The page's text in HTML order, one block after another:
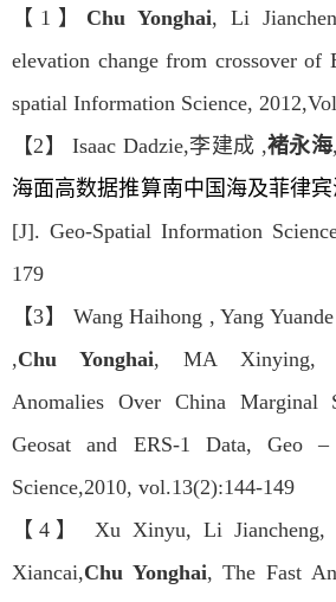
【1】 Chu Yonghai, Li
elevation change from crossover of
spatial Information Science,
【2】 Isaac Dadzie,李建成 ,褚永海
海面高数据推算南中国海及菲律
[J]. Geo-Spatial Information
179
【3】 Wang Haihong , Yang
,Chu Yonghai, MA Xinying,
Anomalies Over China Marginal
Geosat and ERS-1 Data, Geo
Science,2010, vol.13(2):144-149
【4】 Xu Xinyu, Li Jiancheng,
Xiancai,Chu Yonghai, The Fast